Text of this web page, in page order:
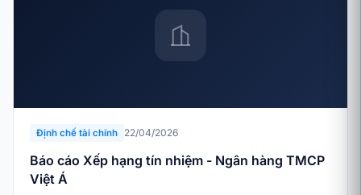
Định chế tài chính 22/04/2026
Báo cáo Xếp hạng tín nhiệm - Ngân hàng TMCP
Việt Á